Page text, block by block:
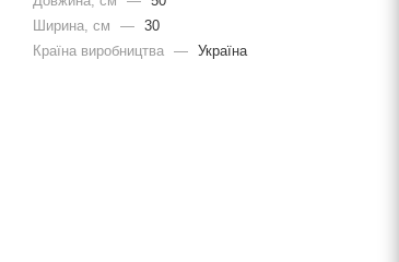
Ширина, cм
— 30
Країна виробництва — Україна